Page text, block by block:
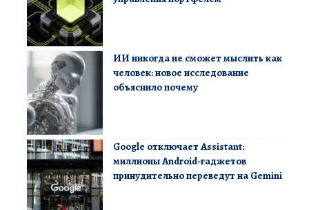
ИИ никогда не сможет мыслить как
человек: новое исследование
объяснило почему
Google отключает Assistant:
миллионы Android-гаджетов
принудительно переведут на Gemini